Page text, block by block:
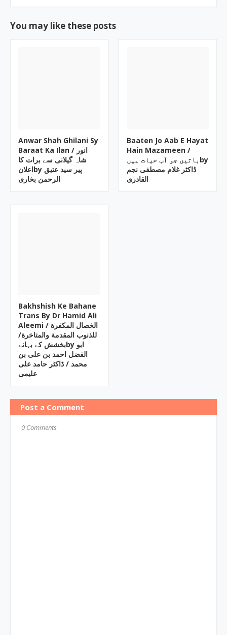
You may like these posts
Anwar Shah Ghilani Sy
Baraat Ka Ilan / انور
شاہ گیلانی سے برات کا
اعلانby پیر سید عتیق
الرحمن بخاری
Baaten Jo Aab E Hayat
Hain Mazameen /
باتیں جو آب حیات ہیںby
ڈاکٹر غلام مصطفی نجم
القادری
Bakhshish Ke Bahane
Trans By Dr Hamid Ali
Aleemi / الخصال المکفرة
للذنوب المقدمة والمتاخرة/
بخشش کے بہانےby ابو
الفضل احمد بن علی بن
محمد / ڈاکٹر حامد علی
علیمی
Post a Comment
0 Comments